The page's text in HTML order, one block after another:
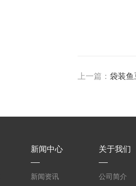
上一篇：袋装鱼
新闻中心
新闻资讯
关于我们
公司简介